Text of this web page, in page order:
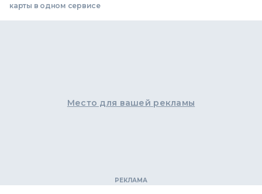
карты в одном сервисе
Место для вашей рекламы